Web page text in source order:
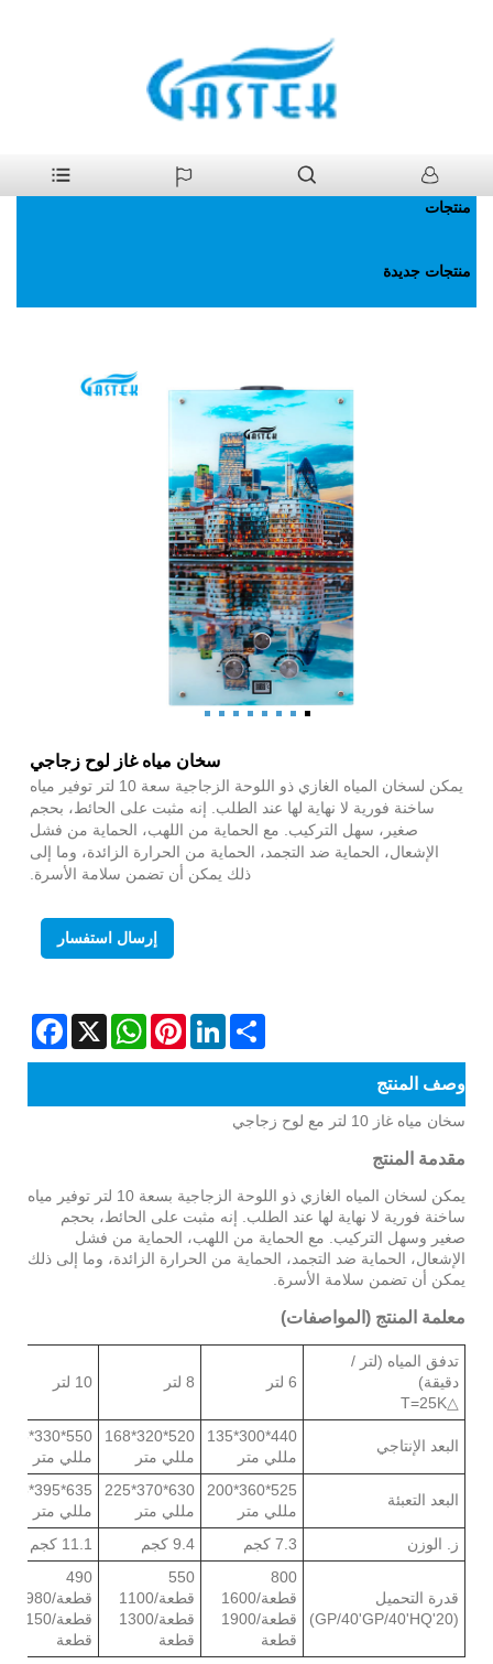
سخان مياه غاز
منتجات
منتجات جديدة
سخان مياه غاز لوح زجاجي
يمكن لسخان المياه الغازي ذو اللوحة الزجاجية سعة 10 لتر توفير مياه
ساخنة فورية لا نهاية لها عند الطلب. إنه مثبت على الحائط، بحجم
صغير، سهل التركيب. مع الحماية من اللهب، الحماية من فشل
الإشعال، الحماية ضد التجمد، الحماية من الحرارة الزائدة، وما إلى
ذلك يمكن أن تضمن سلامة الأسرة.
إرسال استفسار
X
WhatsAppPinterestLinkedInShare
وصف المنتج
سخان مياه غاز 10 لتر مع لوح زجاجي
مقدمة المنتج
يمكن لسخان المياه الغازي ذو اللوحة الزجاجية بسعة 10 لتر توفير مياه
ساخنة فورية لا نهاية لها عند الطلب. إنه مثبت على الحائط، بحجم
صغير وسهل التركيب. مع الحماية من اللهب، الحماية من فشل
الإشعال، الحماية ضد التجمد، الحماية من الحرارة الزائدة، وما إلى ذلك
يمكن أن تضمن سلامة الأسرة.
معلمة المنتج (المواصفات)
تدفق المياه (لتر /
دقيقة)
△T=25K
6 لتر 8 لتر 10 لتر
البعد الإنتاجي
440*300*135
مللي متر
520*320*168
مللي متر
مللي متر
البعد التعبئة
525*360*200
مللي متر
630*370*225
مللي متر
مللي متر
ز. الوزن
7.3 كجم 9.4 كجم 11.1 كجم
قدرة التحميل
(20'GP/40'GP/40'HQ)
800
قطعة/1600
قطعة/1900
قطعة
550
قطعة/1100
قطعة/1300
قطعة
490
قطعة/980
قطعة/1150
قطعة